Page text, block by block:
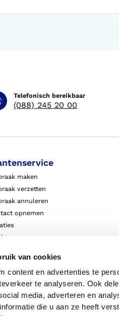
van cookies
content en advertenties te
te analyseren. Ook
media, adverteren en
die u aan ze heeft
Telefonisch bereikbaar
(088) 245 20 00
maken
verzetten
annuleren
opnemen